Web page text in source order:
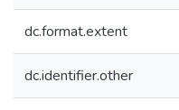
dc.format.extent
dc.identifier.other